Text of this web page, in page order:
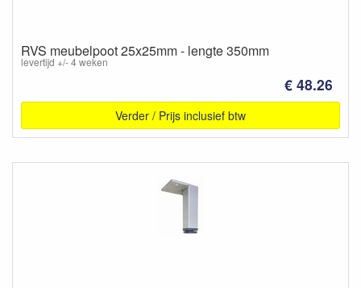
RVS meubelpoot 25x25mm - lengte 350mm
levertijd +/- 4 weken
€ 48.26
Verder / Prijs inclusief btw